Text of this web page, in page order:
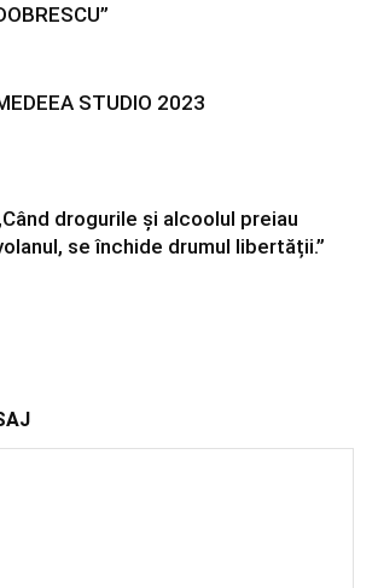
STUDIO 2023
drogurile și alcoolul preiau
se închide drumul libertății.”